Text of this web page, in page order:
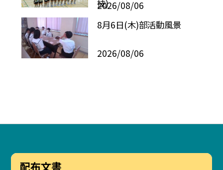
技)
2026/08/06
8月6日(木)部活動風景
2026/08/06
配布文書